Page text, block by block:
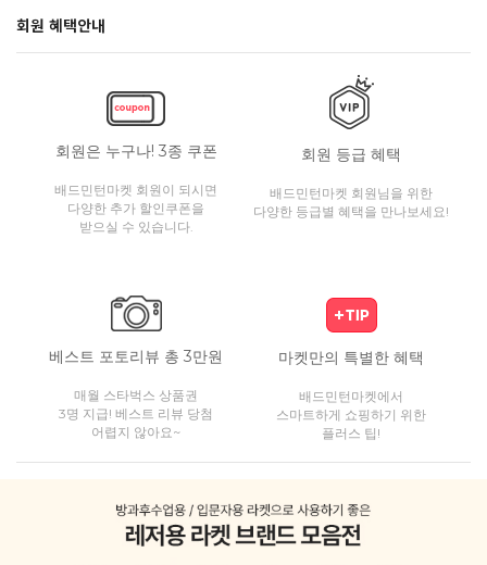
회원 혜택안내
회원은 누구나! 3종 쿠폰
배드민턴마켓 회원이 되시면
다양한 추가 할인쿠폰을
받으실 수 있습니다.
회원 등급 혜택
배드민턴마켓 회원님을 위한
다양한 등급별 혜택을 만나보세요!
베스트 포토리뷰 총 3만원
매월 스타벅스 상품권
3명 지급! 베스트 리뷰 당첨
어렵지 않아요~
마켓만의 특별한 혜택
배드민턴마켓에서
스마트하게 쇼핑하기 위한
플러스 팁!